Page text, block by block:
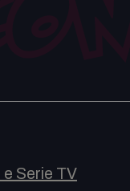
Serie TV